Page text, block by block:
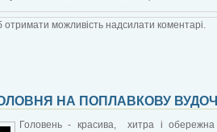
отримати можливість надсилати коментарі.
НА ПОПЛАВКОВУ
Головень - красива, хитра і